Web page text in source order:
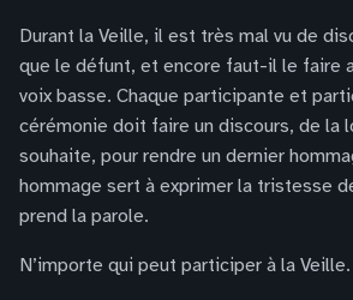
Durant la Veille, il est très mal vu de
que le défunt, et encore faut-il le faire
voix basse. Chaque participante et
cérémonie doit faire un discours, de la
souhaite, pour rendre un dernier
hommage sert à exprimer la tristesse
prend la parole.
N’importe qui peut participer à la Veille.